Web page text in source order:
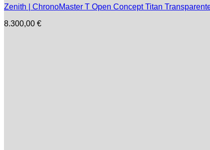
Zenith | ChronoMaster T Open Concept Titan
8.300,00 €